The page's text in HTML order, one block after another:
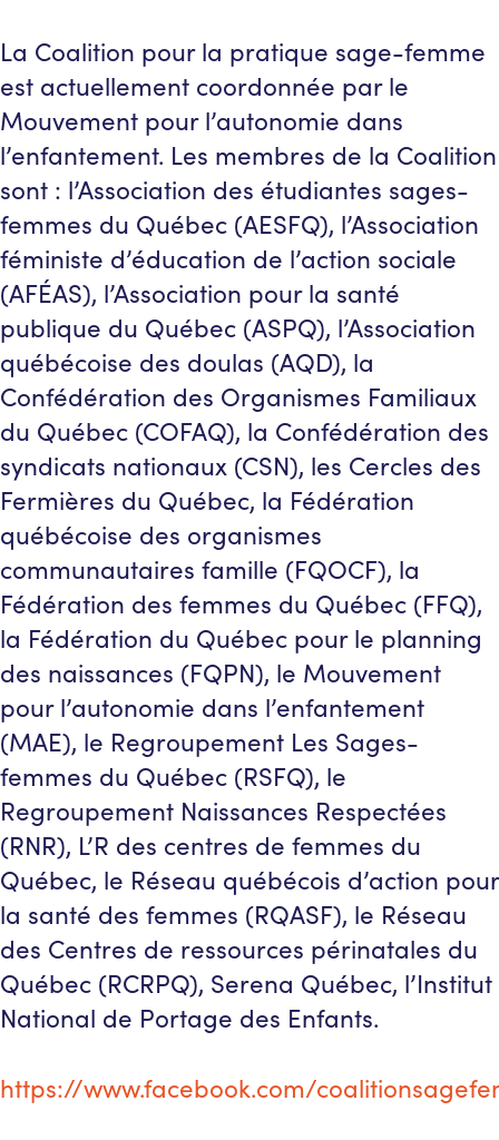
La Coalition pour la pratique sage-femme
est actuellement coordonnée par le
Mouvement pour l’autonomie dans
l’enfantement. Les membres de la Coalition
sont : l’Association des étudiantes sages-
femmes du Québec (AESFQ), l’Association
féministe d’éducation de l’action sociale
(AFÉAS), l’Association pour la santé
publique du Québec (ASPQ), l’Association
québécoise des doulas (AQD), la
Confédération des Organismes Familiaux
du Québec (COFAQ), la Confédération des
syndicats nationaux (CSN), les Cercles des
Fermières du Québec, la Fédération
québécoise des organismes
communautaires famille (FQOCF), la
Fédération des femmes du Québec (FFQ),
la Fédération du Québec pour le planning
des naissances (FQPN), le Mouvement
pour l’autonomie dans l’enfantement
(MAE), le Regroupement Les Sages-
femmes du Québec (RSFQ), le
Regroupement Naissances Respectées
(RNR), L’R des centres de femmes du
Québec, le Réseau québécois d’action pour
la santé des femmes (RQASF), le Réseau
des Centres de ressources périnatales du
Québec (RCRPQ), Serena Québec, l’Institut
National de Portage des Enfants.
https://www.facebook.com/